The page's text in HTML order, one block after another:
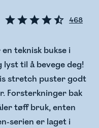
468
teknisk bukse i
til å bevege deg!
stretch puster godt
Forsterkninger bak
tøff bruk, enten
serien er laget i